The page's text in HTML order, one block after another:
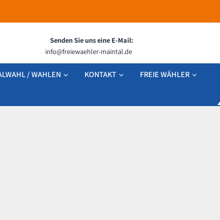
Senden Sie uns eine E-Mail:
info@freiewaehler-maintal.de
/ WAHLEN KONTAKT
FREIE WÄHLER